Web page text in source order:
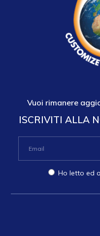
Vuoi rimanere
ISCRIVITI ALLA
Ho letto ed